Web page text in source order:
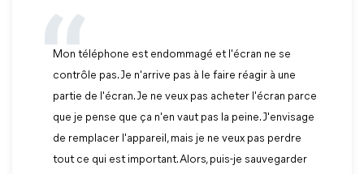
Mon téléphone est endommagé et l'écran ne se
contrôle pas. Je n'arrive pas à le faire réagir à une
partie de l'écran. Je ne veux pas acheter l'écran parce
que je pense que ça n'en vaut pas la peine. J'envisage
de remplacer l'appareil, mais je ne veux pas perdre
tout ce qui est important. Alors, puis-je sauvegarder